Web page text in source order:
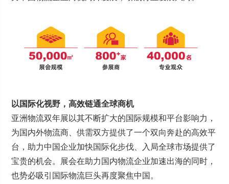
以国际化视野，高效链通全球商机
亚洲物流双年展以其不断扩大的国际规模和平台影响力，
为国内外物流商、供需双方提供了一个双向奔赴的高效平
台，助力中国企业加快国际化步伐、入局全球市场提供了
宝贵的机会。展会在助力国内物流企业加速出海的同时，
也势必吸引国际物流巨头再度聚焦中国。